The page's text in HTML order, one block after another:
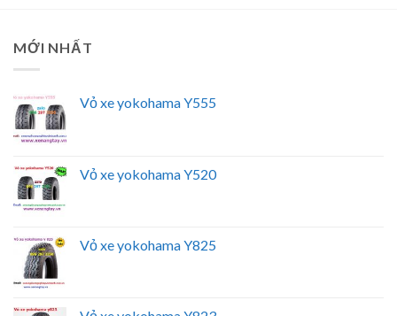
MỚI NHẤT
Vỏ xe yokohama Y555
Vỏ xe yokohama Y520
Vỏ xe yokohama Y825